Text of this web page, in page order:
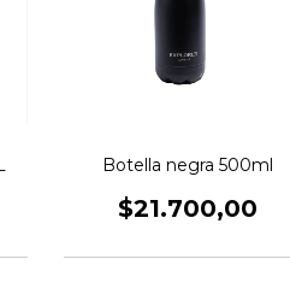
Botella negra 500ml
$21.700,00